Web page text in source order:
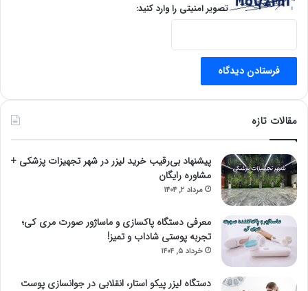
تصویر امنیتی را وارد کنید:
مقالات تازه
پیشنهاد بی‌رقیب خرید لیزر در شهر تجهیزات پزشکی +
مشاوره رایگان
مرداد ۲, ۱۴۰۴
معرفی دستگاه پاکسازی و ماساژور صورت مری کی؛
تجربه پوستی شاداب و تمیز!
خرداد ۵, ۱۴۰۴
دستگاه لیزر پیکو استار، انقلابی در جوانسازی پوست